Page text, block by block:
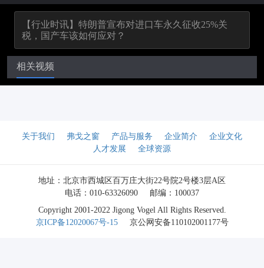
【行业时讯】特朗普宣布对进口车永久征收25%关
税，国产车该如何应对？
相关视频
关于我们 弗戈之窗 产品与服务 企业简介
企业文化
人才发展
全球资源
地址：北京市西城区百万庄大街22号院2号楼3层A区
电话：010-63326090
邮编：100037
Copyright 2001-2022 Jigong Vogel All Rights Reserved.
京ICP备12020067号-15
京公网安备110102001177号